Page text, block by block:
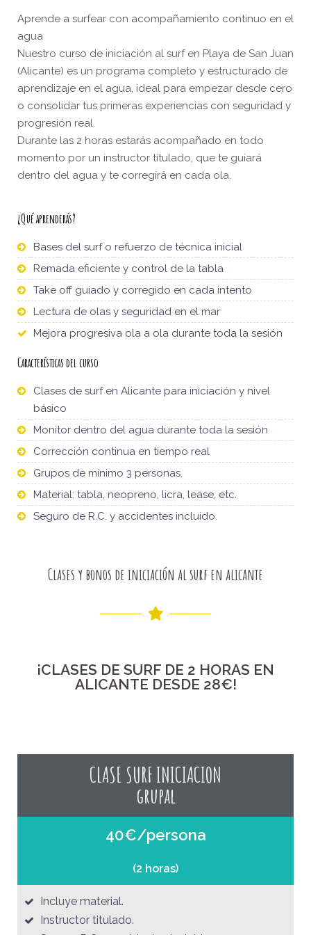
Aprende a surfear con acompañamiento continuo en el
agua
Nuestro curso de iniciación al surf en Playa de San Juan
(Alicante) es un programa completo y estructurado de
aprendizaje en el agua, ideal para empezar desde cero
o consolidar tus primeras experiencias con seguridad y
progresión real.
Durante las 2 horas estarás acompañado en todo
momento por un instructor titulado, que te guiará
dentro del agua y te corregirá en cada ola.
¿Qué aprenderás?
Bases del surf o refuerzo de técnica inicial
Remada eficiente y control de la tabla
Take off guiado y corregido en cada intento
Lectura de olas y seguridad en el mar
Mejora progresiva ola a ola durante toda la sesión
Características del curso
Clases de surf en Alicante para iniciación y nivel
básico
Monitor dentro del agua durante toda la sesión
Corrección continua en tiempo real
Grupos de mínimo 3 personas.
Material: tabla, neopreno, licra, lease, etc.
Seguro de R.C. y accidentes incluido.
Clases y bonos de iniciación al surf en alicante
¡CLASES DE SURF DE 2 HORAS EN
ALICANTE DESDE 28€!
CLASE SURF INICIACION
grupal
40€/persona
(2 horas)
Incluye material.
Instructor titulado.